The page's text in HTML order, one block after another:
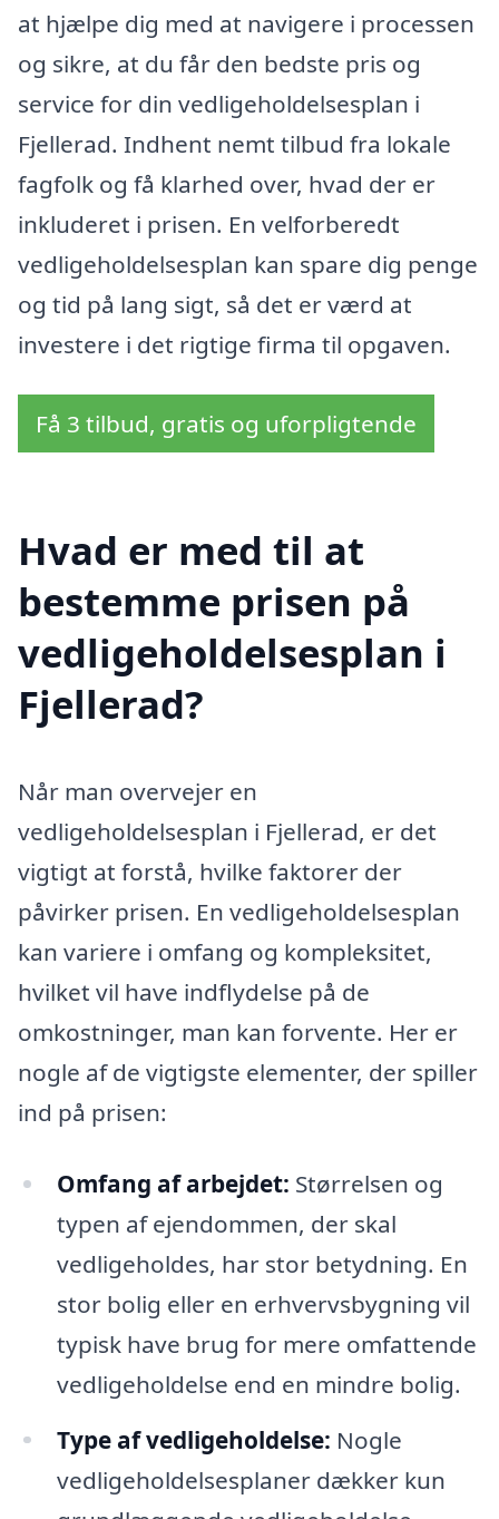
at hjælpe dig med at navigere i processen
og sikre, at du får den bedste pris og
service for din vedligeholdelsesplan i
Fjellerad. Indhent nemt tilbud fra lokale
fagfolk og få klarhed over, hvad der er
inkluderet i prisen. En velforberedt
vedligeholdelsesplan kan spare dig penge
og tid på lang sigt, så det er værd at
investere i det rigtige firma til opgaven.
Få 3 tilbud, gratis og uforpligtende
Hvad er med til at
bestemme prisen på
vedligeholdelsesplan i
Fjellerad?
Når man overvejer en
vedligeholdelsesplan i Fjellerad, er det
vigtigt at forstå, hvilke faktorer der
påvirker prisen. En vedligeholdelsesplan
kan variere i omfang og kompleksitet,
hvilket vil have indflydelse på de
omkostninger, man kan forvente. Her er
nogle af de vigtigste elementer, der spiller
ind på prisen:
Omfang af arbejdet: Størrelsen og
typen af ejendommen, der skal
vedligeholdes, har stor betydning. En
stor bolig eller en erhvervsbygning vil
typisk have brug for mere omfattende
vedligeholdelse end en mindre bolig.
Type af vedligeholdelse: Nogle
vedligeholdelsesplaner dækker kun